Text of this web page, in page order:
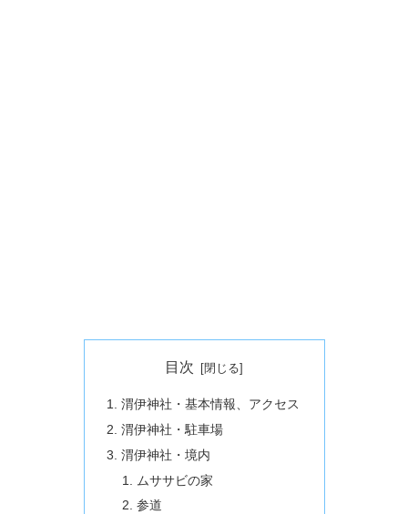
目次
渭伊神社・基本情報、アクセス
渭伊神社・駐車場
渭伊神社・境内
ムササビの家
参道